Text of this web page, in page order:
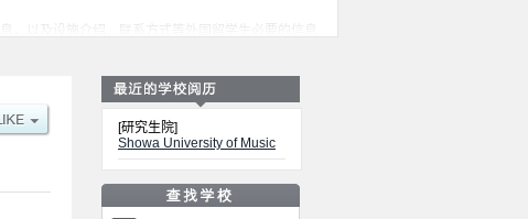
以及设施介绍、联系方式等外国留学生必要的信息
[研究生院]
Showa University of Music